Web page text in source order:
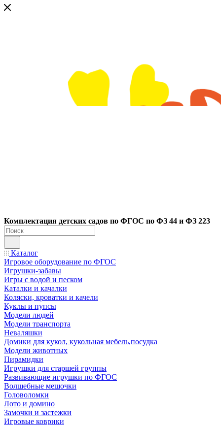
Комплектация детских садов по ФГОC по ФЗ 44 и ФЗ 223
Каталог
Игровое оборудование по ФГОС
Игрушки-забавы
Игры с водой и песком
Каталки и качалки
Коляски, кроватки и качели
Куклы и пупсы
Модели людей
Модели транспорта
Неваляшки
Домики для кукол, кукольная мебель,посудка
Модели животных
Пирамидки
Игрушки для старшей группы
Развивающие игрушки по ФГОС
Волшебные мешочки
Головоломки
Лото и домино
Замочки и застежки
Игровые коврики